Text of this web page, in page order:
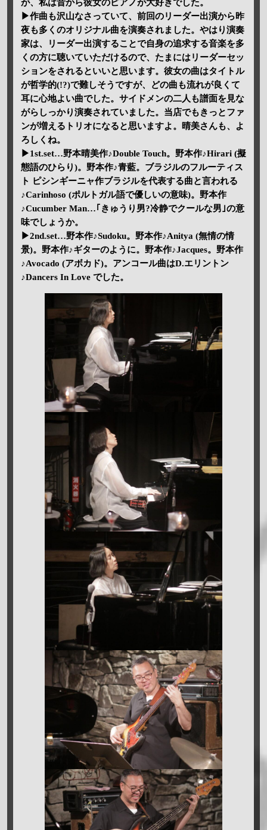
が、私は昔から彼女のピアノが大好きでした。
▶作曲も沢山なさっていて、前回のリーダー出演から昨
夜も多くのオリジナル曲を演奏されました。やはり演奏
家は、リーダー出演することで自身の追求する音楽を多
くの方に聴いていただけるので、たまにはリーダーセッ
ションをされるといいと思います。彼女の曲はタイトル
が哲学的(!?)で難しそうですが、どの曲も流れが良くて
耳に心地よい曲でした。サイドメンの二人も譜面を見な
がらしっかり演奏されていました。当店でもきっとファ
ンが増えるトリオになると思いますよ。晴美さんも、よ
ろしくね。
▶1st.set…野本晴美作♪Double Touch。野本作♪Hirari (擬
態語のひらり)。野本作♪青藍。ブラジルのフルーティス
ト ピシンギーニャ作ブラジルを代表する曲と言われる
♪Carinhoso (ポルトガル語で優しいの意味)。野本作
♪Cucumber Man…｢きゅうり男?冷静でクールな男｣の意
味でしょうか。
▶2nd.set…野本作♪Sudoku。野本作♪Anitya (無情の情
景)。野本作♪ギターのように。野本作♪Jacques。野本作
♪Avocado (アボカド)。アンコール曲はD.エリントン
♪Dancers In Love でした。